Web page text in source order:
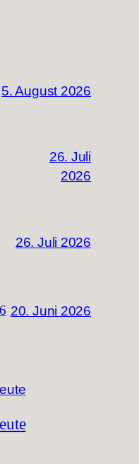
5. August 2026
26. Juli
2026
26. Juli 2026
20. Juni 2026